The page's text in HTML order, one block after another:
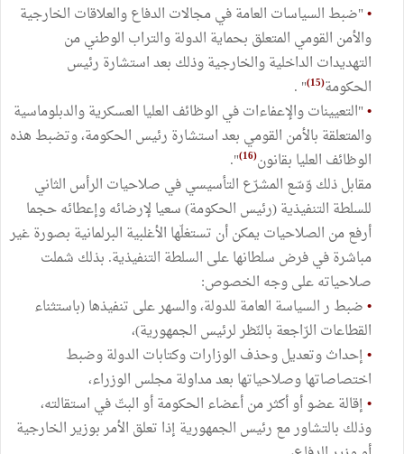
•"ضبط السياسات العامة في مجالات الدفاع والعلاقات الخارجية
والأمن القومي المتعلق بحماية الدولة والتراب الوطني من
التهديدات الداخلية والخارجية وذلك بعد استشارة رئيس
الحكومة(15)
" .
•"التعيينات والإعفاءات في الوظائف العليا العسكرية والدبلوماسية
والمتعلقة بالأمن القومي بعد استشارة رئيس الحكومة، وتضبط هذه
الوظائف العليا بقانون(16)
".
‏مقابل ذلك وّسّع المشرّع التأسيسي في صلاحيات الرأس الثاني
للسلطة التنفيذية (رئيس الحكومة) سعيا لإرضائه وإعطائه حجما
أرفع من الصلاحيات يمكن أن تستغلّها الأغلبية البرلمانية بصورة غير
مباشرة في فرض سلطانها على السلطة التنفيذية. بذلك شملت
صلاحياته على وجه الخصوص:
•ضبط ر السياسة العامة للدولة، والسهر على تنفيذها (باستثناء
القطاعات الرّاجعة بالنّظر لرئيس الجمهورية)،
•إحداث وتعديل وحذف الوزارات وكتابات الدولة وضبط
اختصاصاتها وصلاحياتها بعد مداولة مجلس الوزراء،
•إقالة عضو أو أكثر من أعضاء الحكومة أو البتّ في استقالته،
وذلك بالتشاور مع رئيس الجمهورية إذا تعلق الأمر بوزير الخارجية